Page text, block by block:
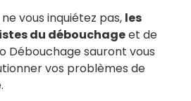
vous inquiétez pas, les
du débouchageet de
Débouchage sauront vous
vos problèmes de